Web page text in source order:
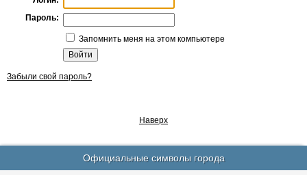
Пароль:
Запомнить меня на этом компьютере
Забыли свой пароль?
Наверх
Официальные символы города